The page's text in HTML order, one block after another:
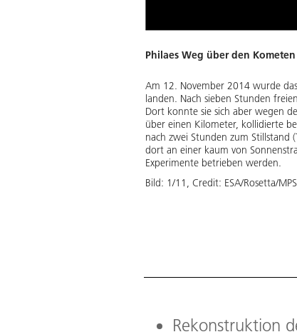
Philaes Weg über den Kometen
Am 12. November 2014 wurde
landen. Nach sieben Stunden
Dort konnte sie sich aber wegen
über einen Kilometer, kollidierte
nach zwei Stunden zum
dort an einer kaum von
Experimente betrieben werden.
Bild: 1/11 Credit: ESA/Rosetta/
Rekonstruktion